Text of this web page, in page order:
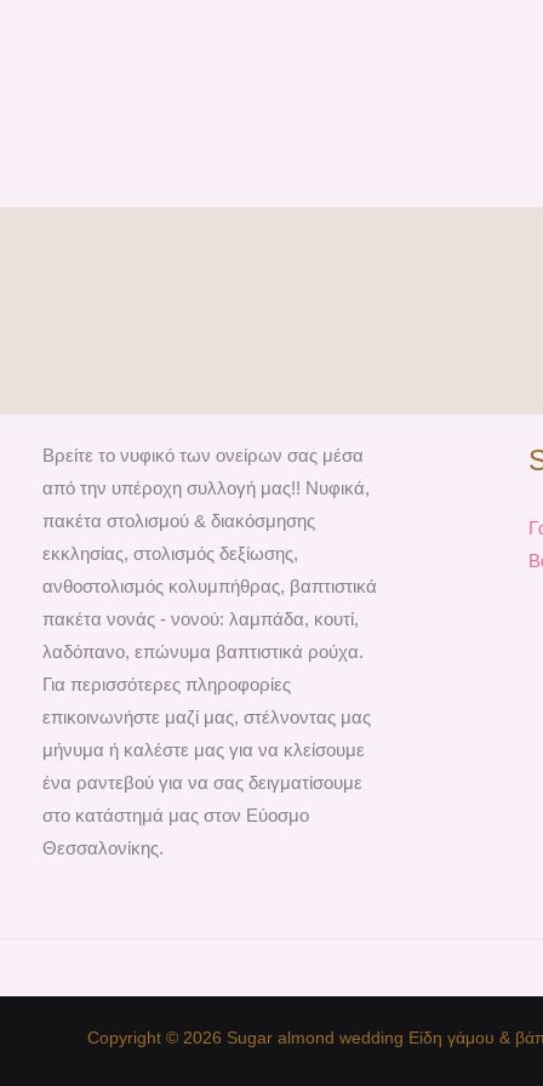
Βρείτε το νυφικό των ονείρων σας μέσα
από την υπέροχη συλλογή μας!! Νυφικά,
πακέτα στολισμού & διακόσμησης
εκκλησίας, στολισμός δεξίωσης,
ανθοστολισμός κολυμπήθρας, βαπτιστικά
πακέτα νονάς - νονού: λαμπάδα, κουτί,
λαδόπανο, επώνυμα βαπτιστικά ρούχα.
Για περισσότερες πληροφορίες
επικοινωνήστε μαζί μας, στέλνοντας μας
μήνυμα ή καλέστε μας για να κλείσουμε
ένα ραντεβού για να σας δειγματίσουμε
στο κατάστημά μας στον Εύοσμο
Θεσσαλονίκης.
Copyright © 2026 Sugar almond wedding Είδη γάμου &